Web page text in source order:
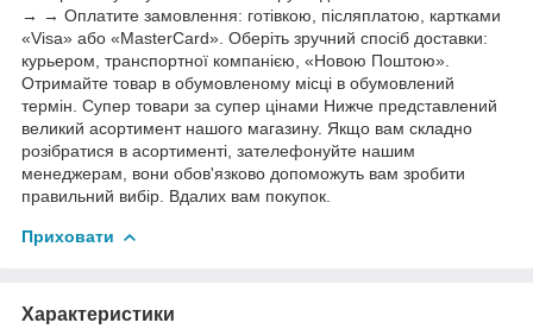
→ → Оплатите замовлення: готівкою, післяплатою, картками
«Visa» або «MasterCard». Оберіть зручний спосіб доставки:
курьером, транспортної компанією, «Новою Поштою».
Отримайте товар в обумовленому місці в обумовлений
термін. Супер товари за супер цінами Нижче представлений
великий асортимент нашого магазину. Якщо вам складно
розібратися в асортименті, зателефонуйте нашим
менеджерам, вони обов'язково допоможуть вам зробити
правильний вибір. Вдалих вам покупок.
Приховати
Характеристики